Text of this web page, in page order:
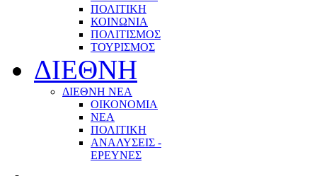
ΠΟΛΙΤΙΚΗ
ΚΟΙΝΩΝΙΑ
ΠΟΛΙΤΙΣΜΟΣ
ΤΟΥΡΙΣΜΟΣ
ΔΙΕΘΝΗ
ΔΙΕΘΝΗ ΝΕΑ
ΟΙΚΟΝΟΜΙΑ
ΝΕΑ
ΠΟΛΙΤΙΚΗ
ΑΝΑΛΥΣΕΙΣ -
ΕΡΕΥΝΕΣ